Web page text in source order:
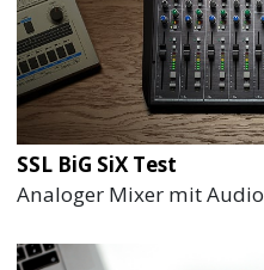
SSL BiG SiX Test
Analoger Mixer mit